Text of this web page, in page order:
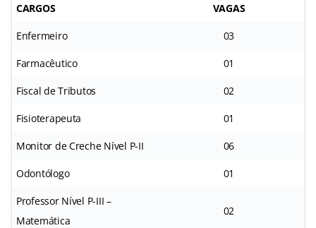
CARGOS VAGAS
Enfermeiro 03
Farmacêutico 01
Fiscal de Tributos 02
Fisioterapeuta 01
Monitor de Creche Nível P-II 06
Odontólogo 01
Professor Nível P-III –
Matemática
02